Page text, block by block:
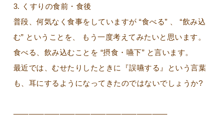
3. くすりの食前・食後
普段、何気なく食事をしていますが “食べる” 、 “飲み込
む” ということを、 もう一度考えてみたいと思います。
食べる、飲み込むことを “摂食・嚥下” と言います。
最近では、むせたりしたときに『誤嚥する』という言葉
も、耳にするようになってきたのではないでしょうか?
————————————————————